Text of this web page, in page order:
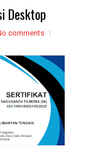
Desktop
comments